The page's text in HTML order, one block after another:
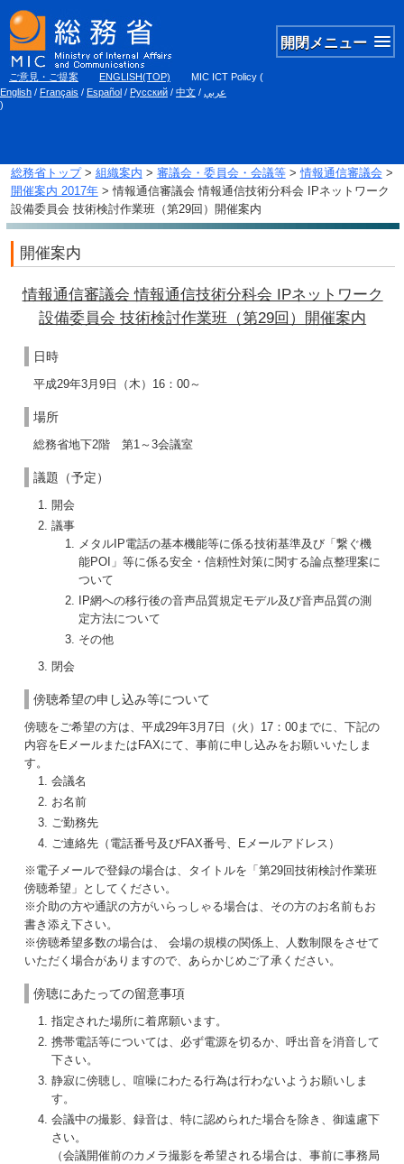
開閉メニュー
ご意見・ご提案 ENGLISH(TOP) MIC ICT Policy (
English / Français / Español / Русский / 中文 / عربي
)
総務省トップ> 組織案内 > 審議会・委員会・会議等>情報通信審議会 >
開催案内 2017年> 情報通信審議会 情報通信技術分科会 IPネットワーク
設備委員会 技術検討作業班（第29回）開催案内
開催案内
情報通信審議会 情報通信技術分科会 IPネットワーク
設備委員会 技術検討作業班（第29回）開催案内
日時
平成29年3月9日（木）16：00～
場所
総務省地下2階 第1～3会議室
議題（予定）
開会
議事
メタルIP電話の基本機能等に係る技術基準及び「繋ぐ機
能POI」等に係る安全・信頼性対策に関する論点整理案に
ついて
IP網への移行後の音声品質規定モデル及び音声品質の測
定方法について
その他
閉会
傍聴希望の申し込み等について
傍聴をご希望の方は、平成29年3月7日（火）17：00までに、下記の
内容をEメールまたはFAXにて、事前に申し込みをお願いいたしま
す。
会議名
お名前
ご勤務先
ご連絡先（電話番号及びFAX番号、Eメールアドレス）
※電子メールで登録の場合は、タイトルを「第29回技術検討作業班
傍聴希望」としてください。
※介助の方や通訳の方がいらっしゃる場合は、その方のお名前もお
書き添え下さい。
※傍聴希望多数の場合は、 会場の規模の関係上、人数制限をさせて
いただく場合がありますので、あらかじめご了承ください。
傍聴にあたっての留意事項
指定された場所に着席願います。
携帯電話等については、必ず電源を切るか、呼出音を消音して
下さい。
静寂に傍聴し、喧噪にわたる行為は行わないようお願いしま
す。
会議中の撮影、録音は、特に認められた場合を除き、御遠慮下
さい。
（会議開催前のカメラ撮影を希望される場合は、事前に事務局